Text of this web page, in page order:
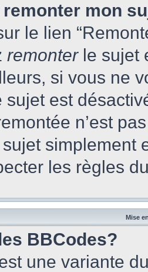
mon
le lien
remonterle sujet
si vous ne
sujet est
n’est
simplement
les règles
Mise
BBCodes?
une variante